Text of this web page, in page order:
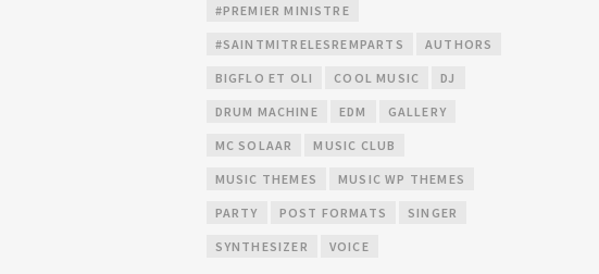
#PREMIER MINISTRE
#SAINTMITRELESREMPARTS AUTHORS
BIGFLO ET OLI COOL MUSIC DJ
DRUM MACHINE EDM GALLERY
MC SOLAAR MUSIC CLUB
MUSIC THEMES MUSIC WP THEMES
PARTY POST FORMATS SINGER
SYNTHESIZER VOICE